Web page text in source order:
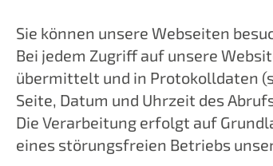
Sie können unsere Webseiten
Bei jedem Zugriff auf unsere
übermittelt und in Protokolldaten
Seite, Datum und Uhrzeit des
Die Verarbeitung erfolgt auf
eines störungsfreien Betriebs